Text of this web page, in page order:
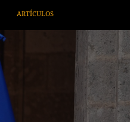
ECONOMÍA / NEGOCIOS